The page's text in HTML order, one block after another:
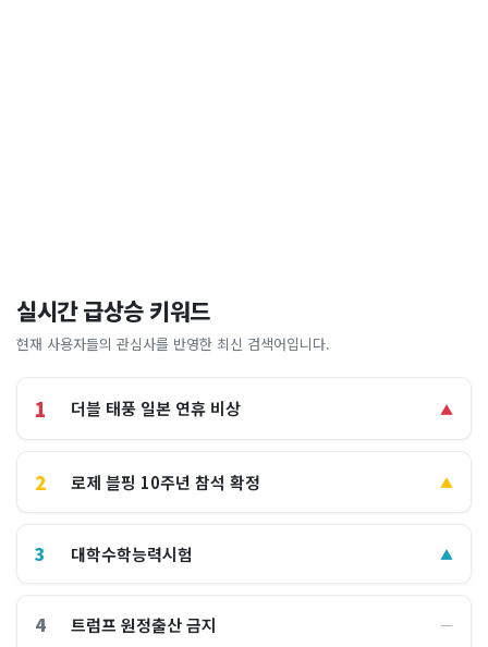
실시간 급상승 키워드
현재 사용자들의 관심사를 반영한 최신 검색어입니다.
1 더블 태풍 일본 연휴 비상 ▲
2 로제 블핑 10주년 참석 확정 ▲
3 대학수학능력시험 ▲
4 트럼프 원정출산 금지 ―